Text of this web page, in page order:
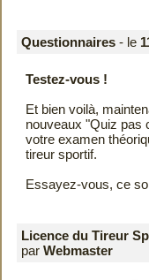
Questionnaires - le
Testez-vous !
Et bien voilà,
nouveaux "Quiz pas
votre examen
tireur sportif.
Essayez-vous, ce
Licence du Tireur
par Webmaster